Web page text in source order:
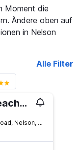
Moment die
Ändere oben auf
in Nelson
Alle Filter
The Beachcomber Hotel
23 Beach Road, Nelson, Neuseeland